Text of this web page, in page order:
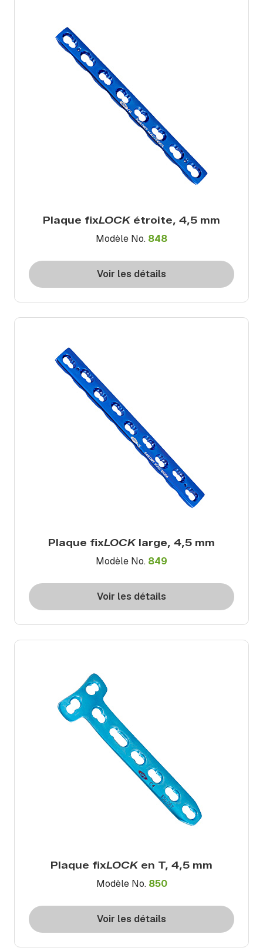
Plaque fixLOCK étroite, 4,5 mm
Modèle No. 848
Voir les détails
Plaque fixLOCK large, 4,5 mm
Modèle No. 849
Voir les détails
Plaque fixLOCK en T, 4,5 mm
Modèle No. 850
Voir les détails